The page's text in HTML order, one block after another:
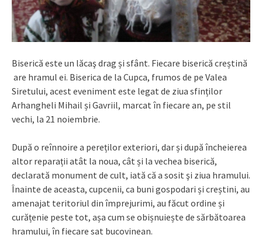
Biserică este un lăcaş drag și sfânt. Fiecare biserică creștină
are hramul ei. Biserica de la Cupca, frumos de pe Valea
Siretului, acest eveniment este legat de ziua sfinților
Arhangheli Mihail și Gavriil, marcat în fiecare an, pe stil
vechi, la 21 noiembrie.
După o reînnoire a pereților exteriori, dar și după încheierea
altor reparații atât la noua, cât și la vechea biserică,
declarată monument de cult, iată că a sosit şi ziua hramului.
Înainte de aceasta, cupcenii, ca buni gospodari și creștini, au
amenajat teritoriul din împrejurimi, au făcut ordine și
curățenie peste tot, așa cum se obișnuiește de sărbătoarea
hramului, în fiecare sat bucovinean.